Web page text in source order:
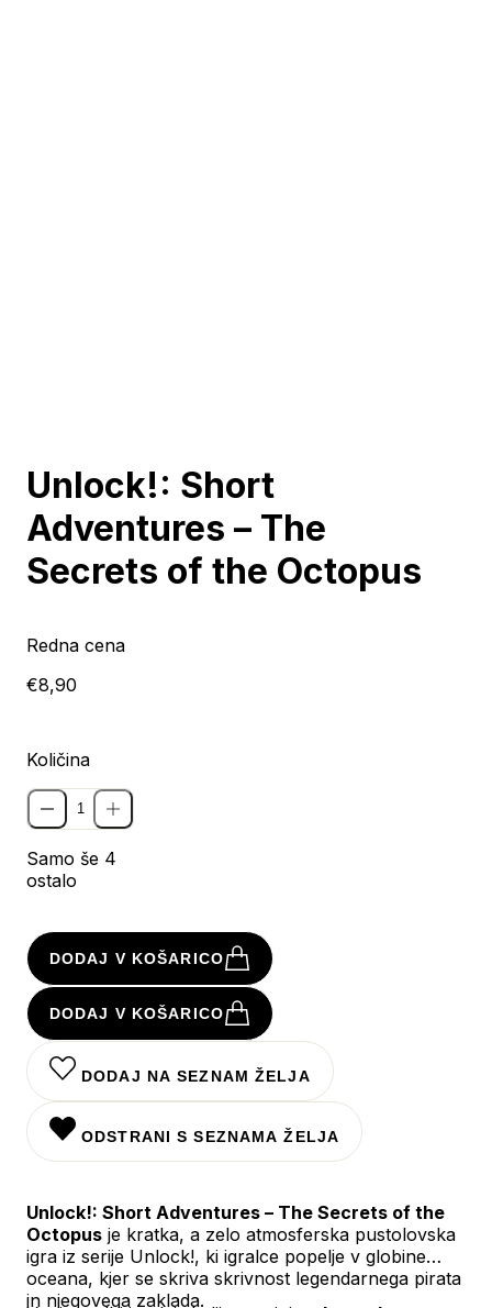
Unlock!: Short
Adventures – The
Secrets of the Octopus
Redna cena
€8,90
Količina
Samo še 4
ostalo
DODAJ V KOŠARICO
DODAJ V KOŠARICO
DODAJ NA SEZNAM ŽELJA
ODSTRANI S SEZNAMA ŽELJA
Unlock!: Short Adventures – The Secrets of the
Octopus je kratka, a zelo atmosferska pustolovska
igra iz serije Unlock!, ki igralce popelje v globine
oceana, kjer se skriva skrivnost legendarnega pirata
in njegovega zaklada.